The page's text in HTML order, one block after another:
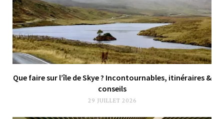
Que faire sur l’île de Skye ? Incontournables, itinéraires &
conseils
29 JUILLET 2026